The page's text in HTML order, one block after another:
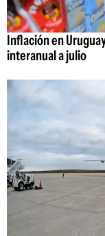
Inflación en
interanual a julio